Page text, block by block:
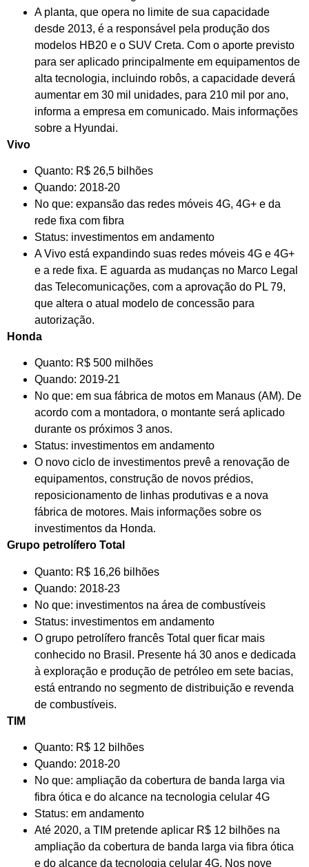
A planta, que opera no limite de sua capacidade
desde 2013, é a responsável pela produção dos
modelos HB20 e o SUV Creta. Com o aporte previsto
para ser aplicado principalmente em equipamentos de
alta tecnologia, incluindo robôs, a capacidade deverá
aumentar em 30 mil unidades, para 210 mil por ano,
informa a empresa em comunicado. Mais informações
sobre a Hyundai.
Vivo
Quanto: R$ 26,5 bilhões
Quando: 2018-20
No que: expansão das redes móveis 4G, 4G+ e da
rede fixa com fibra
Status: investimentos em andamento
A Vivo está expandindo suas redes móveis 4G e 4G+
e a rede fixa. E aguarda as mudanças no Marco Legal
das Telecomunicações, com a aprovação do PL 79,
que altera o atual modelo de concessão para
autorização.
Honda
Quanto: R$ 500 milhões
Quando: 2019-21
No que: em sua fábrica de motos em Manaus (AM). De
acordo com a montadora, o montante será aplicado
durante os próximos 3 anos.
Status: investimentos em andamento
O novo ciclo de investimentos prevê a renovação de
equipamentos, construção de novos prédios,
reposicionamento de linhas produtivas e a nova
fábrica de motores. Mais informações sobre os
investimentos da Honda.
Grupo petrolífero Total
Quanto: R$ 16,26 bilhões
Quando: 2018-23
No que: investimentos na área de combustíveis
Status: investimentos em andamento
O grupo petrolífero francês Total quer ficar mais
conhecido no Brasil. Presente há 30 anos e dedicada
à exploração e produção de petróleo em sete bacias,
está entrando no segmento de distribuição e revenda
de combustíveis.
TIM
Quanto: R$ 12 bilhões
Quando: 2018-20
No que: ampliação da cobertura de banda larga via
fibra ótica e do alcance na tecnologia celular 4G
Status: em andamento
Até 2020, a TIM pretende aplicar R$ 12 bilhões na
ampliação da cobertura de banda larga via fibra ótica
e do alcance da tecnologia celular 4G. Nos nove